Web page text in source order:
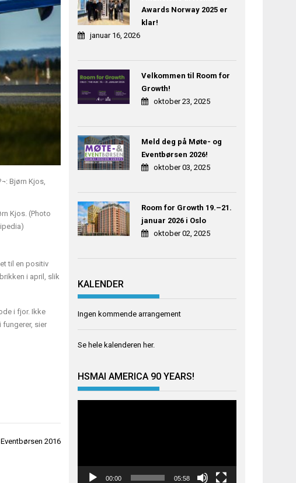
Kjos. (Photo
til en positiv
i april, slik
i fjor. Ikke
fungerer, sier
2016
Awards Norway 2025 er
klar!
januar 16, 2026
Velkommen til Room for
Growth!
oktober 23, 2025
Meld deg på Møte- og
Eventbørsen 2026!
oktober 03, 2025
Room for Growth 19.–21.
januar 2026 i Oslo
oktober 02, 2025
KALENDER
Ingen kommende arrangement
Se hele kalenderen her.
HSMAI AMERICA 90 YEARS!
00:00 05:58